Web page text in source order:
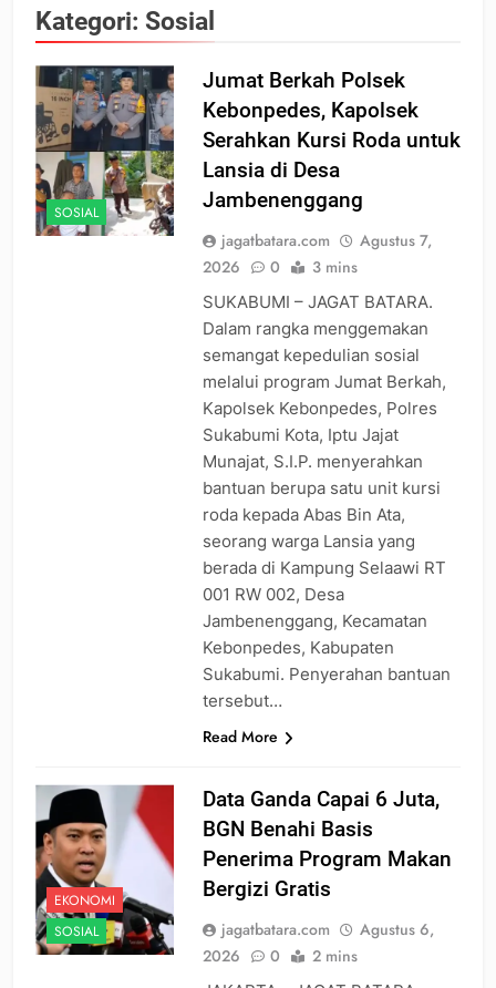
Kategori: Sosial
SOSIAL
Jumat Berkah Polsek
Kebonpedes, Kapolsek
Serahkan Kursi Roda untuk
Lansia di Desa
Jambenenggang
jagatbatara.com
Agustus 7,
2026
0 3 mins
SUKABUMI – JAGAT BATARA.
Dalam rangka menggemakan
semangat kepedulian sosial
melalui program Jumat Berkah,
Kapolsek Kebonpedes, Polres
Sukabumi Kota, Iptu Jajat
Munajat, S.I.P. menyerahkan
bantuan berupa satu unit kursi
roda kepada Abas Bin Ata,
seorang warga Lansia yang
berada di Kampung Selaawi RT
001 RW 002, Desa
Jambenenggang, Kecamatan
Kebonpedes, Kabupaten
Sukabumi. Penyerahan bantuan
tersebut…
Read More
EKONOMI
SOSIAL
Data Ganda Capai 6 Juta,
BGN Benahi Basis
Penerima Program Makan
Bergizi Gratis
jagatbatara.com
Agustus 6,
2026
0 2 mins